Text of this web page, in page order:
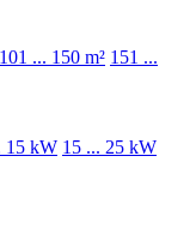
101 ... 150 m² 151 ...
15 kW 15 ... 25 kW